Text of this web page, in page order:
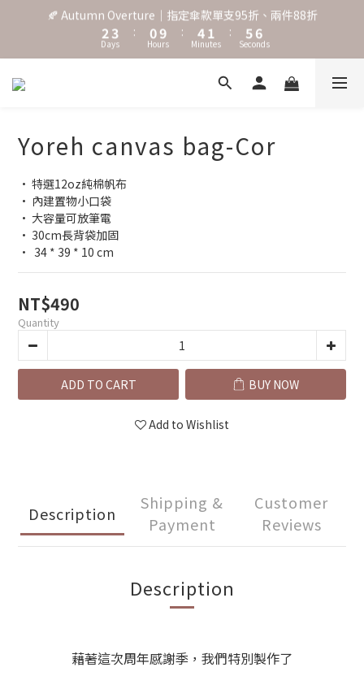
˖⋆꙳𝜗𝜚꙳. Shefa 沃野棕4款 全新上市˖⋆꙳𝜗𝜚꙳
01
0
7
6
5
4
2
1
0
3
2
1
0
3
2
1
0
‧⁺ ⊹˚. 台灣地區任選兩支傘免運 ⁺ ⊹˚.
˖⋆꙳𝜗𝜚꙳. Shefa 沃野棕4款 全新上市˖⋆꙳𝜗𝜚꙳
Yoreh canvas bag-Cor
• 特選12oz純棉帆布
• 內建置物小口袋
• 大容量可放筆電
• 30cm長背袋加固
•  34 * 39 * 10 cm
NT$490
Quantity
ADD TO CART BUY NOW
Add to Wishlist
Description
Shipping &
Payment
Customer
Reviews
Description
藉著這次周年感謝季，我們特別製作了